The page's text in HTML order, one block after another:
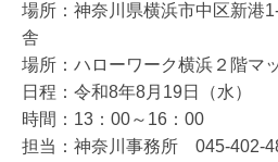
場所：神奈川県横浜市中区新港
舎
場所：ハローワーク横浜２階マ
日程：令和8年8月19日（水）
時間：13：00～16：00
担当：神奈川事務所 045-402-